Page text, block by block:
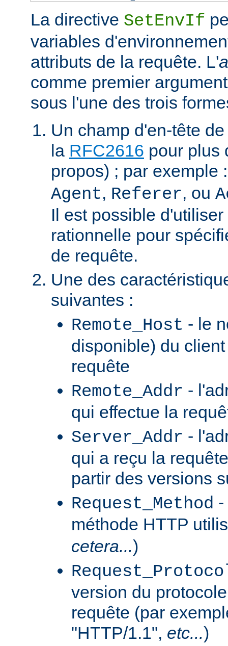
La directive SetEnvIf
variables
attributs de la requête. L'
comme premier
sous l'une des trois
Un champ d'en-tête
la RFC2616 pour plus
propos) ; par exemple
Agent, Referer, ou
Il est possible
rationnelle pour
de requête.
Une des
suivantes :
Remote_Host - le
disponible) du
requête
Remote_Addr -
qui effectue la
Server_Addr -
qui a reçu la
partir des versions
Request_Method
méthode HTTP
cetera...)
version du
requête (par
"HTTP/1.1", etc...)